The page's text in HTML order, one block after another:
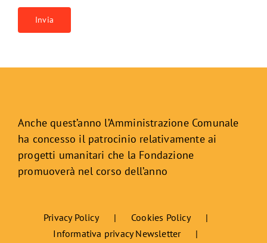
Anche quest’anno l’Amministrazione Comunale
ha concesso il patrocinio relativamente ai
progetti umanitari che la Fondazione
promuoverà nel corso dell’anno
Privacy Policy
Cookies Policy
Informativa privacy Newsletter